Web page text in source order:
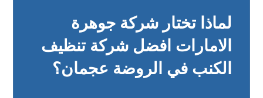
لماذا تختار شركة جوهرة
الامارات افضل شركة تنظيف
الكنب في الروضة عجمان؟